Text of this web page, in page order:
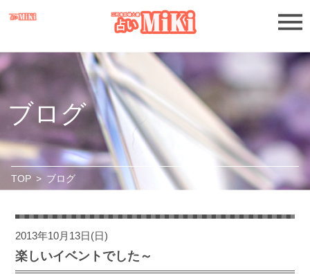
ブログ
TOP > ブログ
2013年10月13日(日)
楽しいイベントでした～